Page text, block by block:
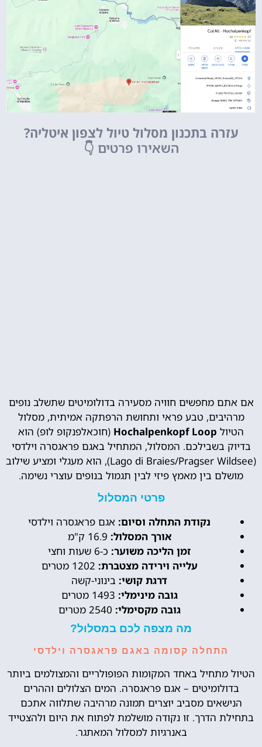
עזרה בתכנון מסלול טיול לצפון איטליה?
השאירו פרטים 👇
אם אתם מחפשים חוויה מסעירה בדולומיטים שתשלב נופים
מרהיבים, טבע פראי ותחושת הרפתקה אמיתית, מסלול
הטיול Hochalpenkopf Loop (חוכאלפנקופ לופ) הוא
בדיוק בשבילכם. המסלול, המתחיל באגם פראגסרה וילדסי
(Lago di Braies/Pragser Wildsee), הוא מעגלי ומציע שילוב
מושלם בין מאמץ פיזי לבין תגמול בנופים עוצרי נשימה.
פרטי המסלול
נקודת התחלה וסיום: אגם פראגסרה וילדסי
אורך המסלול:
זמן הליכה משוער: כ-6 שעות וחצי
עלייה וירידה מצטברת:
דרגת קושי: בינוני-קשה
גובה מינימלי:
גובה מקסימלי:
מה מצפה לכם במסלול?
התחלה קסומה באגם פראגסרה וילדסי
הטיול מתחיל באחד המקומות הפופולריים והמצולמים ביותר
בדולומיטים – אגם פראגסרה. המים הצלולים וההרים
הנישאים מסביב יוצרים תמונה מרהיבה שתלווה אתכם
בתחילת הדרך. זו נקודה מושלמת לפתוח את היום ולהצטייד
באנרגיות למסלול המאתגר.